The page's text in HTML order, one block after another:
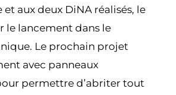
aux deux DiNA réalisés, le
le lancement dans le
Le prochain projet
avec panneaux
permettre d’abriter tout